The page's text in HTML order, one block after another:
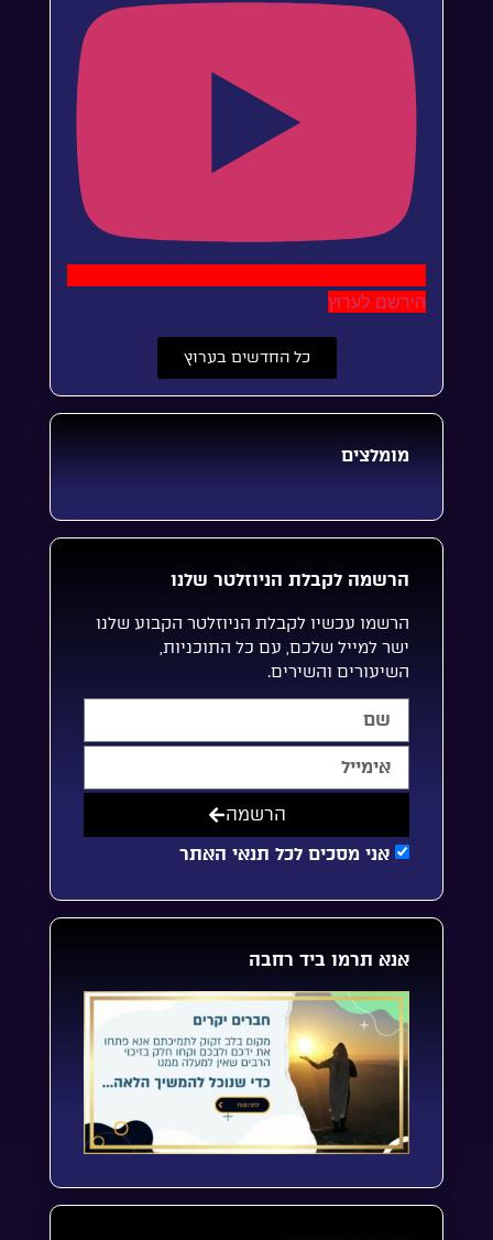
הירשם לערוץ
כל החדשים בערוץ
מומלצים
הרשמה לקבלת הניוזלטר שלנו
הרשמו עכשיו לקבלת הניוזלטר הקבוע שלנו
ישר למייל שלכם, עם כל התוכניות,
השיעורים והשירים.
אני מסכים לכל תנאי האתר
הרשמה
אנא תרמו ביד רחבה